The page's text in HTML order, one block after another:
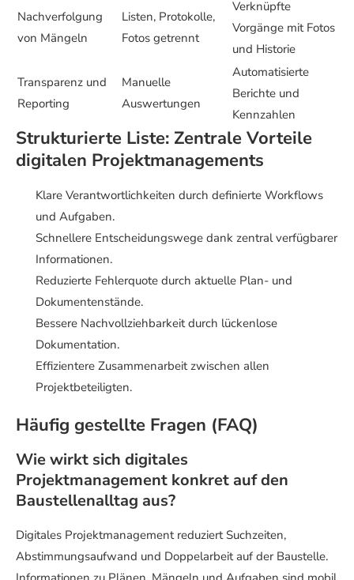
Nachverfolgung
von Mängeln
Listen, Protokolle,
Fotos getrennt
Verknüpfte
Vorgänge mit Fotos
und Historie
Transparenz und
Reporting
Manuelle
Auswertungen
Automatisierte
Berichte und
Kennzahlen
Strukturierte Liste: Zentrale Vorteile
digitalen Projektmanagements
Klare Verantwortlichkeiten durch definierte Workflows
und Aufgaben.
Schnellere Entscheidungswege dank zentral verfügbarer
Informationen.
Reduzierte Fehlerquote durch aktuelle Plan- und
Dokumentenstände.
Bessere Nachvollziehbarkeit durch lückenlose
Dokumentation.
Effizientere Zusammenarbeit zwischen allen
Projektbeteiligten.
Häufig gestellte Fragen (FAQ)
Wie wirkt sich digitales
Projektmanagement konkret auf den
Baustellenalltag aus?
Digitales Projektmanagement reduziert Suchzeiten,
Abstimmungsaufwand und Doppelarbeit auf der Baustelle.